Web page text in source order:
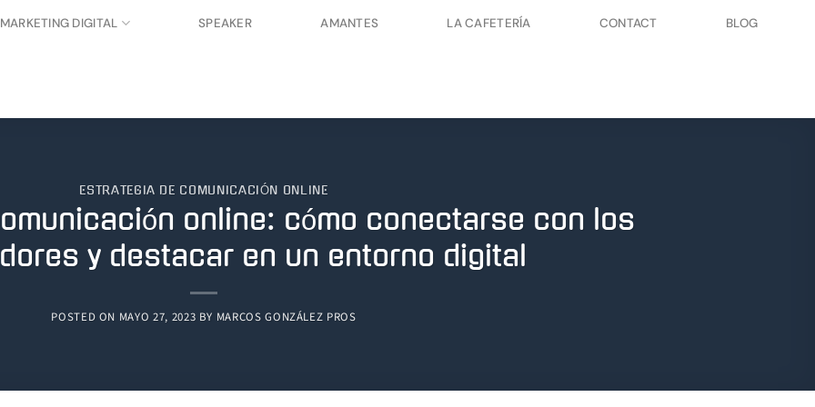
DIGITAL SPEAKER AMANTES LA CAFETERÍA CONTACT BLOG
ESTRATEGIA DE COMUNICACIÓN ONLINE
online: cómo conectarse con los
y destacar en un entorno digital
POSTED ON MAYO 27, 2023 BY MARCOS GONZÁLEZ PROS